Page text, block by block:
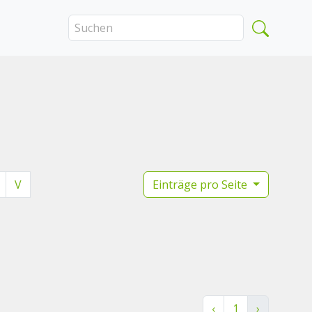
V
Einträge pro Seite
‹ 1 ›